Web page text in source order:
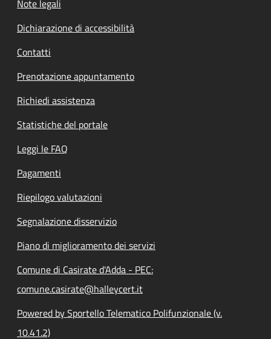
Note legali
Dichiarazione di accessibilità
Contatti
Prenotazione appuntamento
Richiedi assistenza
Statistiche del portale
Leggi le FAQ
Pagamenti
Riepilogo valutazioni
Segnalazione disservizio
Piano di miglioramento dei servizi
Comune di Casirate d'Adda - PEC:
comune.casirate@halleycert.it
Powered by Sportello Telematico Polifunzionale (v.
10.41.2)